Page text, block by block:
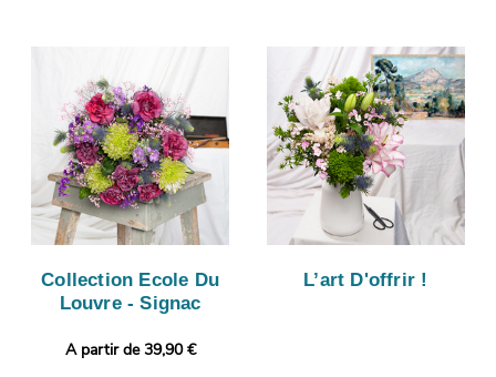
Collection Ecole Du
Louvre - Signac
A partir de 39,90 €
L’art D'offrir !